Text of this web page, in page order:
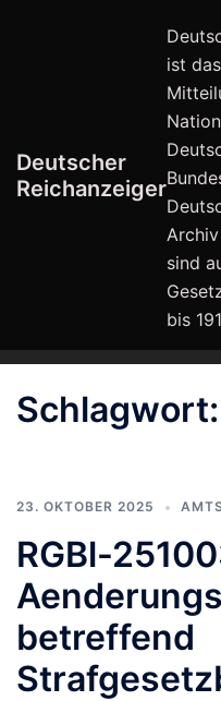
Deutscher
Reichanzeiger
ist
sind
bis
Schlagwort:
23. OKTOBER 2025
RGBl-
betreffend